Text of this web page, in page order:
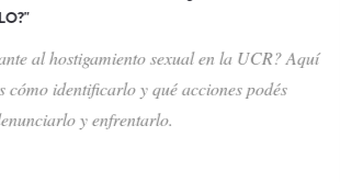
TOLERANCIA AL HOSTIGAMIENTO
CONTRA LAS MUJERES"
SEXUAL EN LA UCR. ¿QUÉ HACER PARA